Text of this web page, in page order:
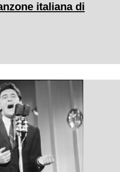
italiana di